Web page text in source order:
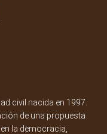
civil nacida en 1997.
de una propuesta
la democracia,